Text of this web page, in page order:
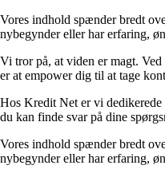
Vores indhold spænder bredt
nybegynder eller har erfaring,
Vi tror på, at viden er magt.
er at empower dig til at tage
Hos Kredit Net er vi
du kan finde svar på dine
Vores indhold spænder bredt
nybegynder eller har erfaring,